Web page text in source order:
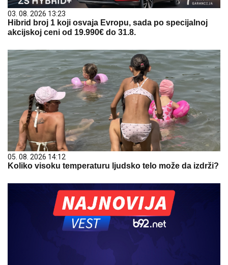
03. 08. 2026 13:23
Hibrid broj 1 koji osvaja Evropu, sada po specijalnoj
akcijskoj ceni od 19.990€ do 31.8.
05. 08. 2026 14:12
Koliko visoku temperaturu ljudsko telo može da izdrži?